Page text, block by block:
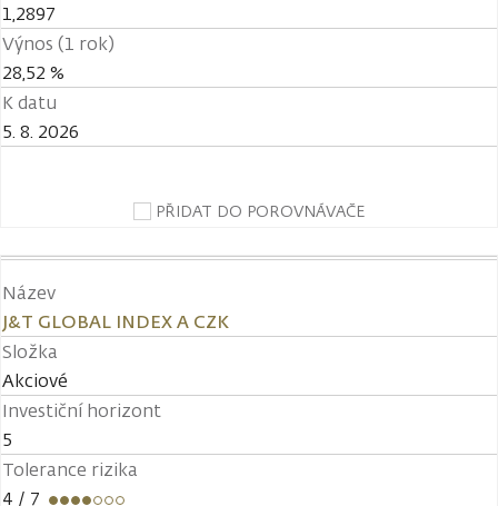
1,2897
Výnos (1 rok)
28,52 %
K datu
5. 8. 2026
PŘIDAT DO POROVNÁVAČE
Název
J&T GLOBAL INDEX A CZK
Složka
Akciové
Investiční horizont
5
Tolerance rizika
4 / 7